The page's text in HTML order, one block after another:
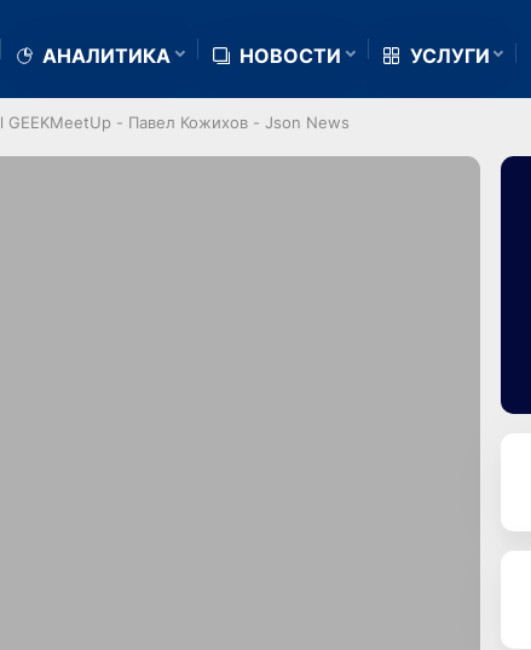
АНАЛИТИКА НОВОСТИ УСЛУГИ
GEEKMeetUp - Павел Кожихов - Json News